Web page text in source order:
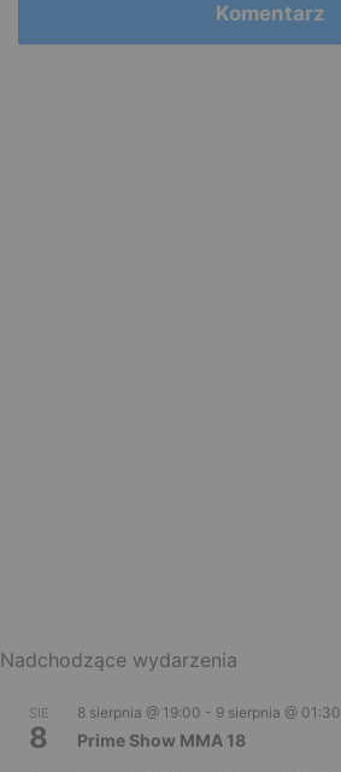
Komentarz
Nadchodzące wydarzenia
SIE
8
8 sierpnia @ 19:00 - 9 sierpnia @ 01:30
Prime Show MMA 18